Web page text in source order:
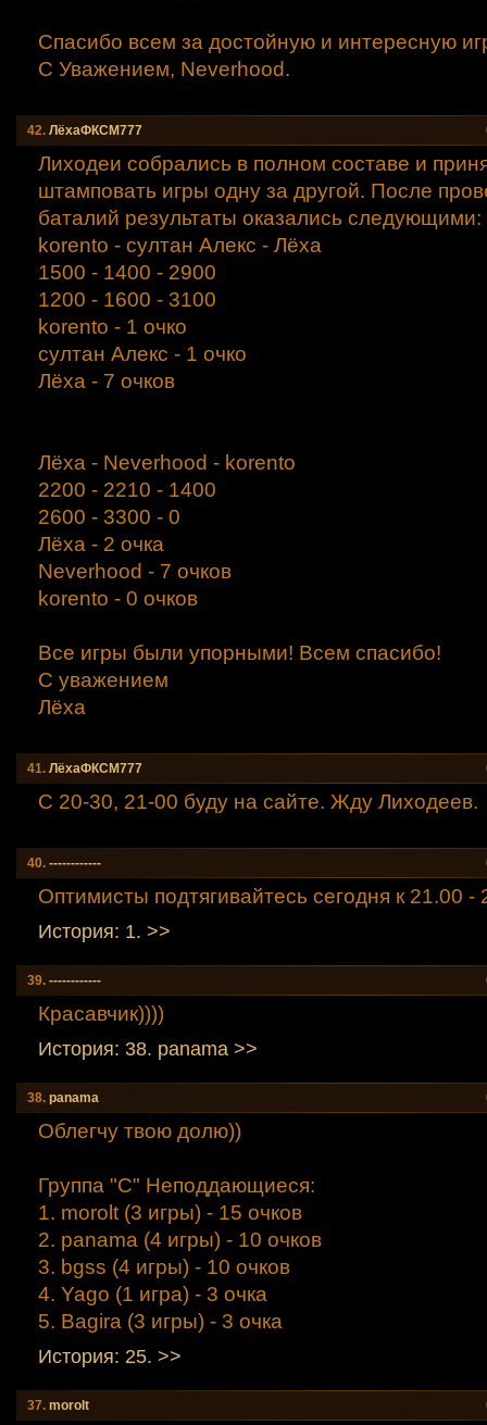
Спасибо всем за достойную и интересную
С Уважением, Neverhood.
42. ЛёхаФКСМ777
Лиходеи собрались в полном составе и
штамповать игры одну за другой. После
баталий результаты оказались следующими:
korento - султан Алекс - Лёха
1500 - 1400 - 2900
1200 - 1600 - 3100
korento - 1 очко
султан Алекс - 1 очко
Лёха - 7 очков
Лёха - Neverhood - korento
2200 - 2210 - 1400
2600 - 3300 - 0
Лёха - 2 очка
Neverhood - 7 очков
korento - 0 очков
Все игры были упорными! Всем спасибо!
С уважением
Лёха
41. ЛёхаФКСМ777
С 20-30, 21-00 буду на сайте. Жду Лиходеев.
40. ------------
Оптимисты подтягивайтесь сегодня к 21.00 -
История: 1. >>
39. ------------
Красавчик))))
История: 38. panama >>
38. panama
Облегчу твою долю))
Группа "С" Неподдающиеся:
1. morolt (3 игры) - 15 очков
2. panama (4 игры) - 10 очков
3. bgss (4 игры) - 10 очков
4. Yago (1 игра) - 3 очка
5. Bagira (3 игры) - 3 очка
История: 25. >>
37. morolt